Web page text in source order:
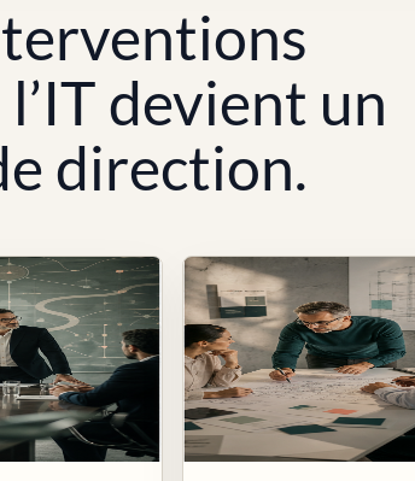
devient un
direction.